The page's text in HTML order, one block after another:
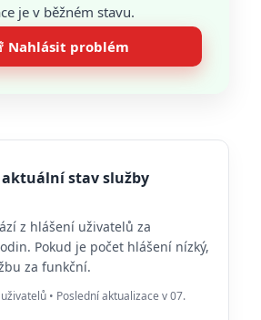
je v běžném stavu.
Nahlásit problém
aktuální stav služby
z hlášení uživatelů za
Pokud je počet hlášení nízký,
za funkční.
• Poslední aktualizace v 07.